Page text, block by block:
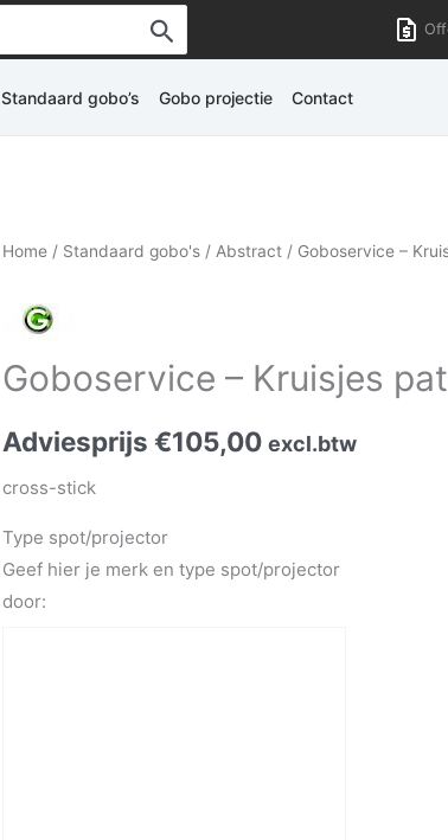
Standaard gobo’s Gobo projectie Contact
Home / Standaard gobo's / Abstract / Goboservice –
Goboservice – Kruisjes
Adviesprijs€105,00 excl.btw
cross-stick
Type spot/projector
Geef hier je merk en type spot/projector
door: